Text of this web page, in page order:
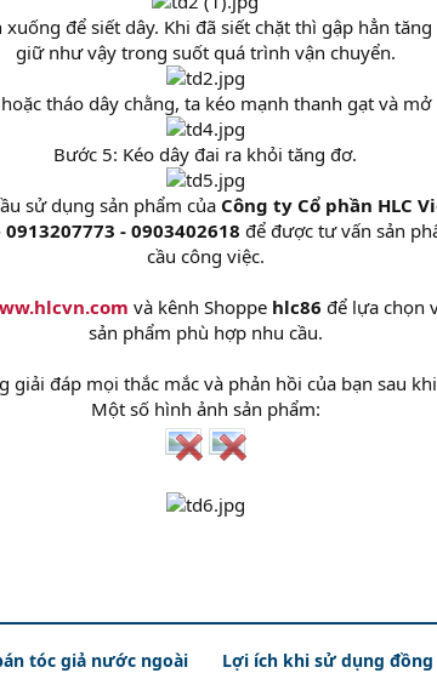
xuống để siết dây. Khi đã siết chặt thì gập hẳn
giữ như vậy trong suốt quá trình vận chuyển.
tháo dây chằng, ta kéo mạnh thanh gạt và
Bước 5: Kéo dây đai ra khỏi tăng đơ.
sử dụng sản phẩm của Công ty Cổ phần HLC
- 0903402618 để được tư vấn sản
cầu công việc.
và kênh Shoppe hlc86 để lựa chọn
sản phẩm phù hợp nhu cầu.
giải đáp mọi thắc mắc và phản hồi của bạn sau
Một số hình ảnh sản phẩm:
tóc giả nước ngoài Lợi ích khi sử dụng